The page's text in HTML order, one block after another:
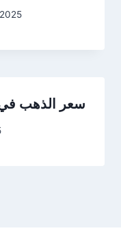
سعر الذهب في تركيا